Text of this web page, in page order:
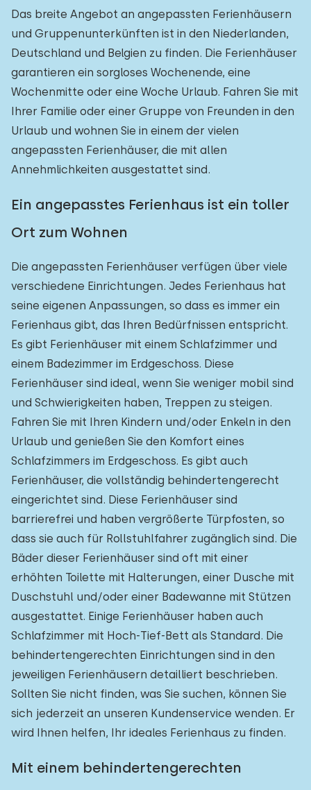
Das breite Angebot an angepassten Ferienhäusern
und Gruppenunterkünften ist in den Niederlanden,
Deutschland und Belgien zu finden. Die Ferienhäuser
garantieren ein sorgloses Wochenende, eine
Wochenmitte oder eine Woche Urlaub. Fahren Sie mit
Ihrer Familie oder einer Gruppe von Freunden in den
Urlaub und wohnen Sie in einem der vielen
angepassten Ferienhäuser, die mit allen
Annehmlichkeiten ausgestattet sind.
Ein angepasstes Ferienhaus ist ein toller
Ort zum Wohnen
Die angepassten Ferienhäuser verfügen über viele
verschiedene Einrichtungen. Jedes Ferienhaus hat
seine eigenen Anpassungen, so dass es immer ein
Ferienhaus gibt, das Ihren Bedürfnissen entspricht.
Es gibt Ferienhäuser mit einem Schlafzimmer und
einem Badezimmer im Erdgeschoss. Diese
Ferienhäuser sind ideal, wenn Sie weniger mobil sind
und Schwierigkeiten haben, Treppen zu steigen.
Fahren Sie mit Ihren Kindern und/oder Enkeln in den
Urlaub und genießen Sie den Komfort eines
Schlafzimmers im Erdgeschoss. Es gibt auch
Ferienhäuser, die vollständig behindertengerecht
eingerichtet sind. Diese Ferienhäuser sind
barrierefrei und haben vergrößerte Türpfosten, so
dass sie auch für Rollstuhlfahrer zugänglich sind. Die
Bäder dieser Ferienhäuser sind oft mit einer
erhöhten Toilette mit Halterungen, einer Dusche mit
Duschstuhl und/oder einer Badewanne mit Stützen
ausgestattet. Einige Ferienhäuser haben auch
Schlafzimmer mit Hoch-Tief-Bett als Standard. Die
behindertengerechten Einrichtungen sind in den
jeweiligen Ferienhäusern detailliert beschrieben.
Sollten Sie nicht finden, was Sie suchen, können Sie
sich jederzeit an unseren Kundenservice wenden. Er
wird Ihnen helfen, Ihr ideales Ferienhaus zu finden.
Mit einem behindertengerechten